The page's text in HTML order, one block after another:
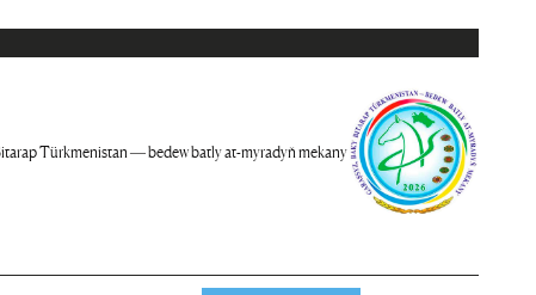
Türkmenistan — bedew batly at-myradyň mekany